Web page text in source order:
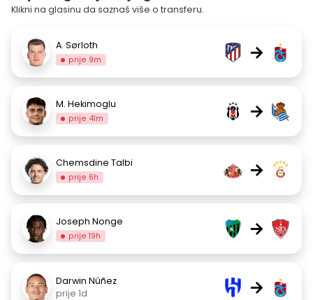
Klikni na glasinu da saznaš više o transferu.
A. Sørloth
prije 9m →
M. Hekimoglu
prije 41m →
Chemsdine Talbi
prije 6h →
Joseph Nonge
prije 19h →
Darwin Núñez
prije 1d
→